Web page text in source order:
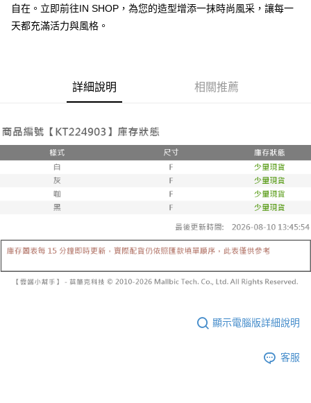
法說明評估內容。
【繳款方式說明】
用戶於交易時，得透過本服務購買商品或服務，並由商店將買賣／分期付款
買賣價金債權讓與本公司後，依約使用本公司帳單繳交帳款。
2.基於同意付款使用「大哥付你分期」之契約關係目的，商店將以您的個人
資料（包含姓名、電話或地址）提供予台灣大哥大進項蒐集、處理及利用，
由本公司與您本人進行分期帳單所需資料之確認、核對及更正。
２．便利：只要手機號碼，簡訊認證，即可結帳。
２．訂單成立數日內，您將收到繳費通知簡訊。
３．收到繳費通知簡訊後14天內，點擊此簡訊中的連結，可透過四大超商／
ATM／網路銀行／等多元方式進行付款，方視為交易完成。
購買商品的店家。未經商家同意取消之訂單仍視為有效，需透過AFTEE先享
後付繳納相關費用。
※ 交易是否成功請以「AFTEE先享後付 」之結帳頁面顯示為準，若有關於
是否繳費成功／繳費後需取消欲退款等相關疑問，請聯繫「AFTEE先享後付
客戶支援中心」
https://netprotections.freshdesk.com/support/home
【注意事項】
易，需依本服務之必要範圍內提供個人資料，並將交易相關給付款項請求債
權轉讓予恩沛科技股份有限公司。
２．關於個人資料處理事宜，請瀏覽以下網址：
３．未成年的使用者請事先徵得法定代理人或監護人之同意方可使用
４．使用「AFTEE先享後付」時，將依據個別帳號之用戶狀況，依本公司即
時審查核予不同之上限額度；若仍有額度不足之情形，本公司將視審查結果
５．嚴禁一人註冊多個帳號或使用他人資訊註冊。若發現惡意使用之情形，
全家取貨付款
每筆NT$60，滿NT$1,600(含以上)免運費
每筆NT$10,000
已關閉，請勿下單(付取)
每筆NT$10,000
7-11取貨付款
付款後7-11取貨
自在。立即前往IN SHOP，為您的造型增添一抹時尚風采，讓每一
天都充滿活力與風格。
詳細說明 相關推薦
顯示電腦版詳細說明
客服